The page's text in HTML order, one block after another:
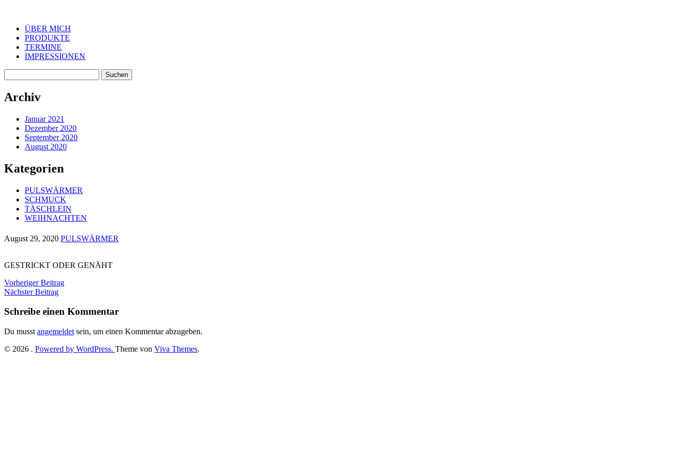
ÜBER MICH
PRODUKTE
TERMINE
IMPRESSIONEN
nach:
Archiv
Januar 2021
Dezember 2020
September 2020
August 2020
Kategorien
PULSWÄRMER
SCHMUCK
TÄSCHLEIN
WEIHNACHTEN
August 29, 2020 PULSWÄRMER
GESTRICKT ODER GENÄHT
Vorheriger Beitrag
Nächster Beitrag
Schreibe einen Kommentar
Du musst angemeldet sein, um einen Kommentar abzugeben.
© 2026 . Powered by WordPress. Theme von Viva Themes.